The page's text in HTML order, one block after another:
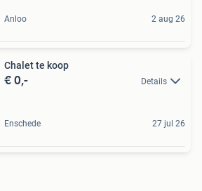
Anloo 2 aug 26
Chalet te koop
€ 0,- Details
Enschede 27 jul 26